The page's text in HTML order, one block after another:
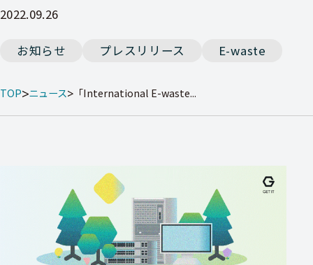
2022.09.26
お知らせ プレスリリース E-waste
TOP ニュース 「International E-waste...